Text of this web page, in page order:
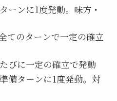
ンに1度発動。味方・
のターンで一定の確立
びに一定の確立で発動
ターンに1度発動。対